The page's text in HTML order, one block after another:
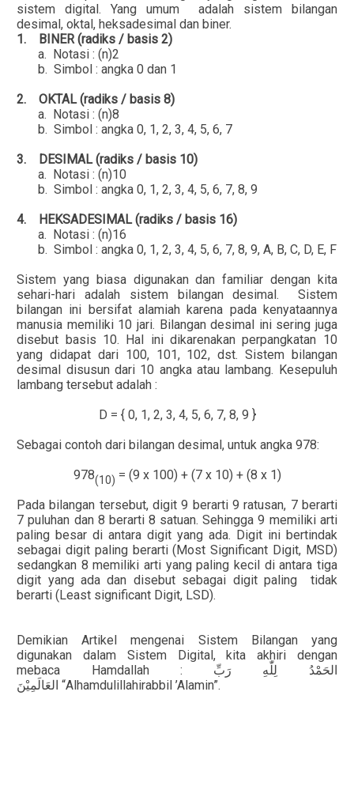
sistem digital. Yang umum adalah sistem bilangan
desimal, oktal, heksadesimal dan biner.
1.
BINER (radiks / basis 2)
a.
Notasi : (n)2
b. Simbol : angka 0 dan 1
2.
OKTAL (radiks / basis 8)
a.
Notasi : (n)8
b. Simbol : angka 0, 1, 2, 3, 4, 5, 6, 7
3.
DESIMAL (radiks / basis 10)
a.
Notasi : (n)10
b. Simbol : angka 0, 1, 2, 3, 4, 5, 6, 7, 8, 9
4.
HEKSADESIMAL (radiks / basis 16)
a.
Notasi : (n)16
b. Simbol : angka 0, 1, 2, 3, 4, 5, 6, 7, 8, 9, A, B, C, D, E, F
Sistem yang biasa digunakan dan familiar dengan kita
sehari-hari adalah sistem bilangan desimal. Sistem
bilangan ini bersifat alamiah karena pada kenyataannya
manusia memiliki 10 jari. Bilangan desimal ini sering juga
disebut basis 10. Hal ini dikarenakan perpangkatan 10
yang didapat dari 100, 101, 102, dst. Sistem bilangan
desimal disusun dari 10 angka atau lambang. Kesepuluh
lambang tersebut adalah :
D = { 0, 1, 2, 3, 4, 5, 6, 7, 8, 9 }
Sebagai contoh dari bilangan desimal, untuk angka 978:
978(10) = (9 x 100) + (7 x 10) + (8 x 1)
Pada bilangan tersebut, digit 9 berarti 9 ratusan, 7 berarti
7 puluhan dan 8 berarti 8 satuan. Sehingga 9 memiliki arti
paling besar di antara digit yang ada. Digit ini bertindak
sebagai digit paling berarti (Most Significant Digit, MSD)
sedangkan 8 memiliki arti yang paling kecil di antara tiga
digit yang ada dan disebut sebagai digit paling tidak
berarti (Least significant Digit, LSD).
Demikian Artikel mengenai Sistem Bilangan yang
digunakan dalam Sistem Digital, kita akhiri dengan
mebaca Hamdallah : الحَمْدُ لِلّٰهِ رَبِّ
العَالَمِيْنَ “Alhamdulillahirabbil ’Alamin”.